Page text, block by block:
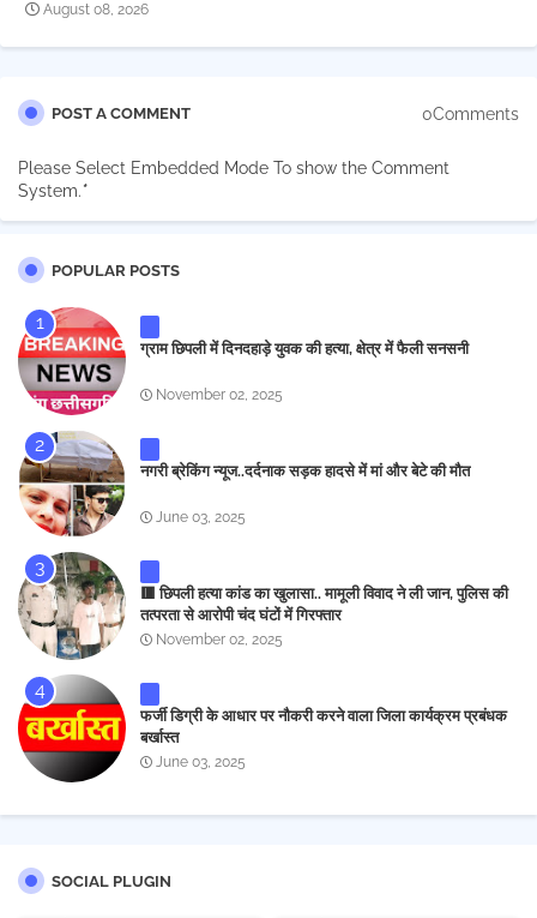
August 08, 2026
POST A COMMENT 0Comments
Please Select Embedded Mode To show the Comment
System.*
POPULAR POSTS
ग्राम छिपली में दिनदहाड़े युवक की हत्या, क्षेत्र में फैली सनसनी
November 02, 2025
नगरी ब्रेकिंग न्यूज..दर्दनाक सड़क हादसे में मां और बेटे की मौत
June 03, 2025
🟥 छिपली हत्या कांड का खुलासा.. मामूली विवाद ने ली जान, पुलिस की
तत्परता से आरोपी चंद घंटों में गिरफ्तार
November 02, 2025
फर्जी डिग्री के आधार पर नौकरी करने वाला जिला कार्यक्रम प्रबंधक
बर्खास्त
June 03, 2025
SOCIAL PLUGIN